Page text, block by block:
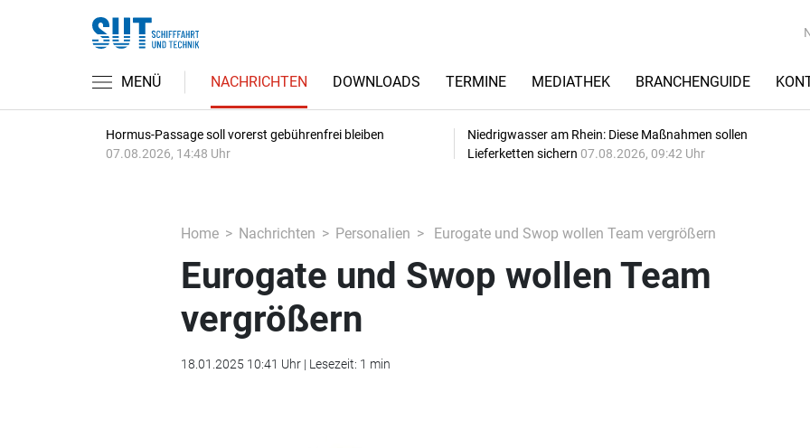
MENÜ NACHRICHTEN DOWNLOADS TERMINE MEDIATHEK BRANCHENGUIDE
Hormus-Passage soll vorerst gebührenfrei bleiben
07.08.2026, 14:48 Uhr
Niedrigwasser am Rhein: Diese Maßnahmen sollen
Lieferketten sichern 07.08.2026, 09:42 Uhr
Home Nachrichten Personalien Eurogate und Swop wollen Team vergrößern
Eurogate und Swop wollen Team
vergrößern
18.01.2025 10:41 Uhr | Lesezeit: 1 min